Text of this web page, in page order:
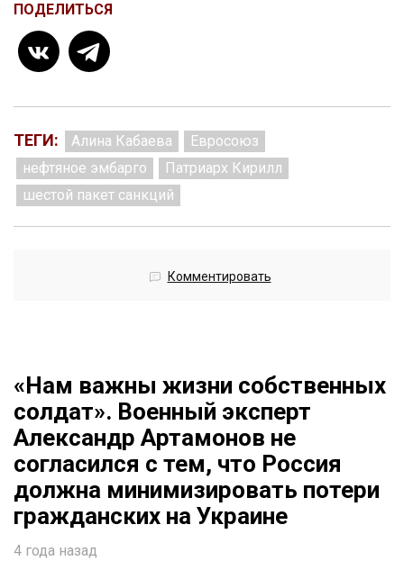
ПОДЕЛИТЬСЯ
ТЕГИ: Алина Кабаева
Евросоюз
нефтяное эмбарго
Патриарх Кирилл
шестой пакет санкций
Комментировать
«Нам важны жизни собственных
солдат». Военный эксперт
Александр Артамонов не
согласился с тем, что Россия
должна минимизировать потери
гражданских на Украине
4 года назад